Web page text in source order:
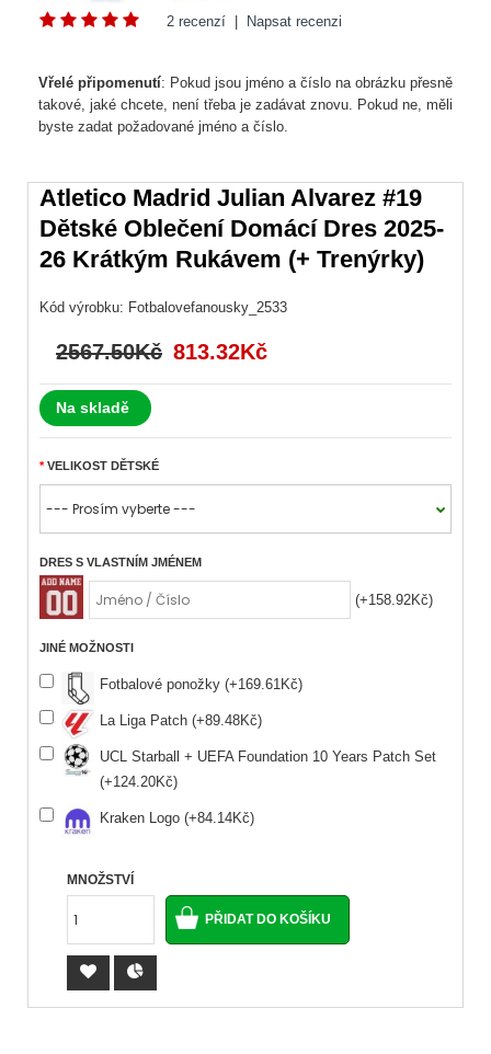
2 recenzí Napsat recenzi
Vřelé připomenutí: Pokud jsou jméno a číslo na obrázku přesně
takové, jaké chcete, není třeba je zadávat znovu. Pokud ne, měli
byste zadat požadované jméno a číslo.
Atletico Madrid Julian Alvarez #19
Dětské Oblečení Domácí Dres 2025-
26 Krátkým Rukávem (+ Trenýrky)
Kód výrobku: Fotbalovefanousky_2533
2567.50Kč 813.32Kč
Na skladě
VELIKOST DĚTSKÉ
DRES S VLASTNÍM JMÉNEM
(+158.92Kč)
JINÉ MOŽNOSTI
Fotbalové ponožky (+169.61Kč)
La Liga Patch (+89.48Kč)
UCL Starball + UEFA Foundation 10 Years Patch Set
(+124.20Kč)
Kraken Logo (+84.14Kč)
MNOŽSTVÍ